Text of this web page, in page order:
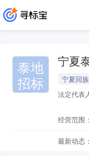
泰地
招标
宁夏
宁夏回
法定代表
经营范围：
最新动态：